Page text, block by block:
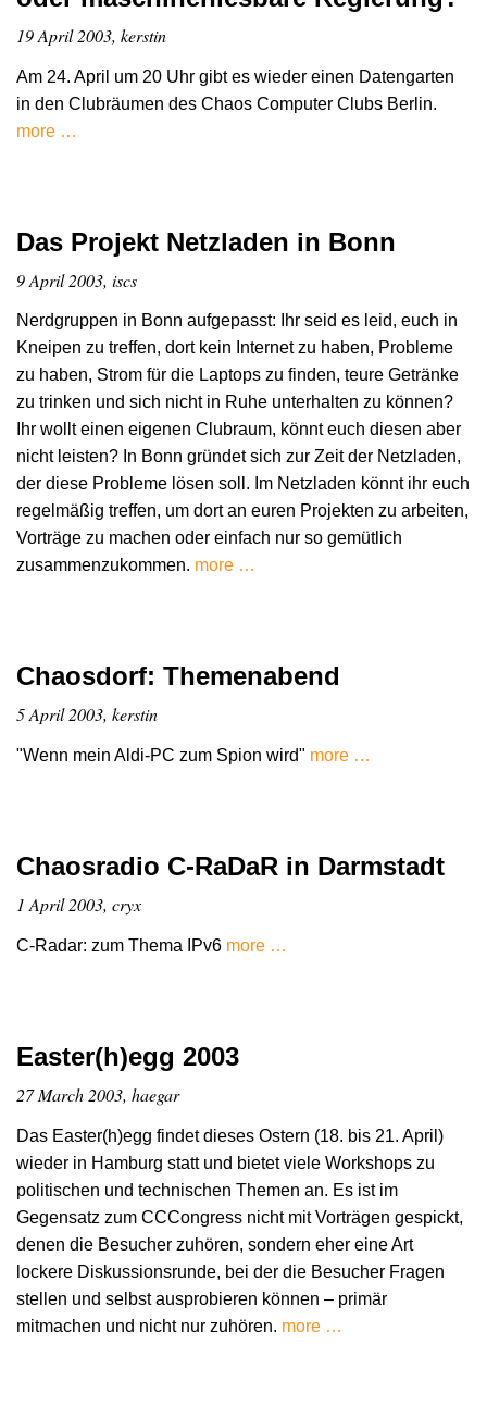
19 April 2003, kerstin
Am 24. April um 20 Uhr gibt es wieder einen Datengarten
in den Clubräumen des Chaos Computer Clubs Berlin.
more …
Das Projekt Netzladen in Bonn
9 April 2003, iscs
Nerdgruppen in Bonn aufgepasst: Ihr seid es leid, euch in
Kneipen zu treffen, dort kein Internet zu haben, Probleme
zu haben, Strom für die Laptops zu finden, teure Getränke
zu trinken und sich nicht in Ruhe unterhalten zu können?
Ihr wollt einen eigenen Clubraum, könnt euch diesen aber
nicht leisten? In Bonn gründet sich zur Zeit der Netzladen,
der diese Probleme lösen soll. Im Netzladen könnt ihr euch
regelmäßig treffen, um dort an euren Projekten zu arbeiten,
Vorträge zu machen oder einfach nur so gemütlich
zusammenzukommen. more …
Chaosdorf: Themenabend
5 April 2003, kerstin
"Wenn mein Aldi-PC zum Spion wird" more …
Chaosradio C-RaDaR in Darmstadt
1 April 2003, cryx
C-Radar: zum Thema IPv6 more …
Easter(h)egg 2003
27 March 2003, haegar
Das Easter(h)egg findet dieses Ostern (18. bis 21. April)
wieder in Hamburg statt und bietet viele Workshops zu
politischen und technischen Themen an. Es ist im
Gegensatz zum CCCongress nicht mit Vorträgen gespickt,
denen die Besucher zuhören, sondern eher eine Art
lockere Diskussionsrunde, bei der die Besucher Fragen
stellen und selbst ausprobieren können – primär
mitmachen und nicht nur zuhören. more …